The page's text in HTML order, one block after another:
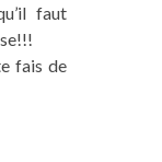
faut
fais de